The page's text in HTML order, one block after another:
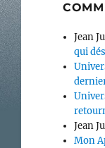
Jean
qui
Jean
Mon